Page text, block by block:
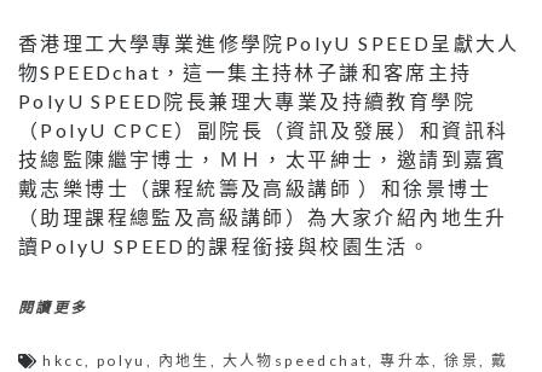
香港理工大學專業進修學院PolyU SPEED呈獻大人
物SPEEDchat，這一集主持林子謙和客席主持
PolyU SPEED院長兼理大專業及持續教育學院
（PolyU CPCE）副院長（資訊及發展）和資訊科
技總監陳繼宇博士，ＭＨ，太平紳士，邀請到嘉賓
戴志樂博士（課程統籌及高級講師 ）和徐景博士
（助理課程總監及高級講師）為大家介紹內地生升
讀PolyU SPEED的課程銜接與校園生活。
閱讀更多
hkcc, polyu , 內地生 , 大人物speedchat,專升本,徐景, 戴